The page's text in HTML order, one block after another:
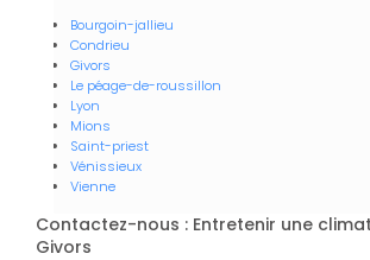
Bourgoin-jallieu
Condrieu
Givors
Le péage-de-roussillon
Lyon
Mions
Saint-priest
Vénissieux
Vienne
Contactez-nous : Entretenir une
Givors